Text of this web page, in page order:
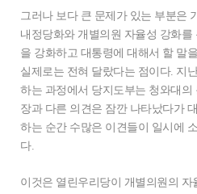
그러나 보다 큰 문제가 있는 부분은
내정당화와 개별의원 자율성 강화를
을 강화하고 대통령에 대해서 할 말
실제로는 전혀 달랐다는 점이다. 지
하는 과정에서 당지도부는 청와대의
장과 다른 의견은 잠깐 나타났다가
하는 순간 수많은 이견들이 일시에
다.
이것은 열린우리당이 개별의원의